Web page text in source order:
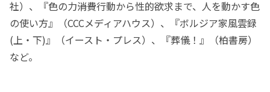
社）、『色の力――消費行動から性的欲求まで、人を動かす色
の使い方』（CCCメディアハウス）、『ボルジア家風雲録
(上・下)』（イースト・プレス）、『葬儀！』（柏書房）
など。